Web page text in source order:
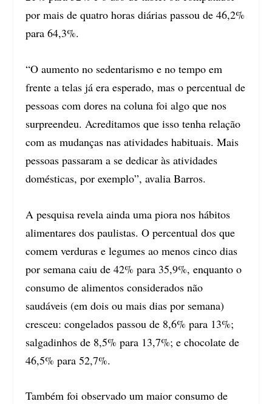
por mais de quatro horas diárias passou de 46,2%
para 64,3%.
“O aumento no sedentarismo e no tempo em
frente a telas já era esperado, mas o percentual de
pessoas com dores na coluna foi algo que nos
surpreendeu. Acreditamos que isso tenha relação
com as mudanças nas atividades habituais. Mais
pessoas passaram a se dedicar às atividades
domésticas, por exemplo”, avalia Barros.
A pesquisa revela ainda uma piora nos hábitos
alimentares dos paulistas. O percentual dos que
comem verduras e legumes ao menos cinco dias
por semana caiu de 42% para 35,9%, enquanto o
consumo de alimentos considerados não
saudáveis (em dois ou mais dias por semana)
cresceu: congelados passou de 8,6% para 13%;
salgadinhos de 8,5% para 13,7%; e chocolate de
46,5% para 52,7%.
Também foi observado um maior consumo de